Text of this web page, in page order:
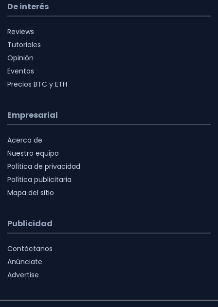
De interés
Reviews
Tutoriales
Opinión
Eventos
Precios BTC y ETH
Empresarial
Acerca de
Nuestro equipo
Política de privacidad
Política publicitaria
Mapa del sitio
Publicidad
Contáctanos
Anúnciate
Advertise